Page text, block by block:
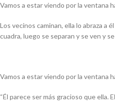
Vamos a estar viendo por la ventana
Los vecinos caminan, ella lo abraza a
cuadra, luego se separan y se ven y
Vamos a estar viendo por la ventana
“Él parece ser más gracioso que ella.